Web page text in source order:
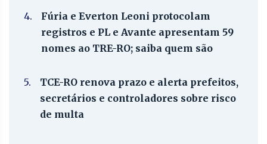
4.
Fúria e Everton Leoni protocolam
registros e PL e Avante apresentam 59
nomes ao TRE-RO; saiba quem são
5.
TCE-RO renova prazo e alerta prefeitos,
secretários e controladores sobre risco
de multa